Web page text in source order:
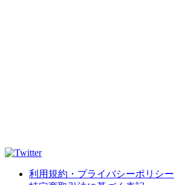
利用規約・プライバシーポリシー